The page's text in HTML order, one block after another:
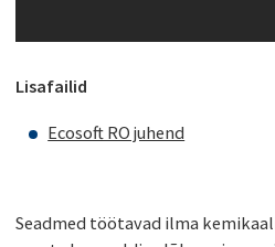
Lisafailid
Ecosoft RO juhend
Seadmed töötavad ilma